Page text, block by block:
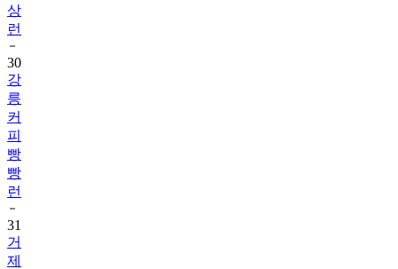
상
런
30
강
릉
커
피
빵
빵
런
31
거
제